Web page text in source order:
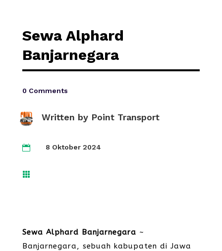
Sewa Alphard
Banjarnegara
0 Comments
Written by Point Transport
 8 Oktober 2024

Sewa Alphard Banjarnegara ~
Banjarnegara, sebuah kabupaten di Jawa